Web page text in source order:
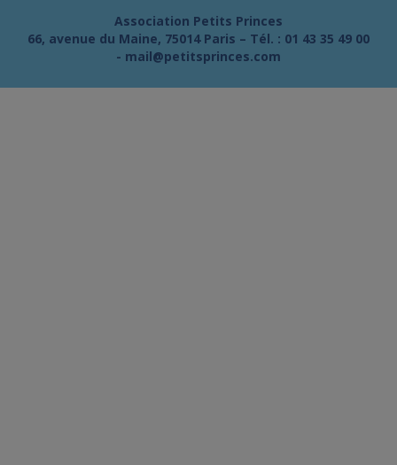
Association Petits Princes
66, avenue du Maine, 75014 Paris – Tél. : 01 43 35 49 00
- mail@petitsprinces.com